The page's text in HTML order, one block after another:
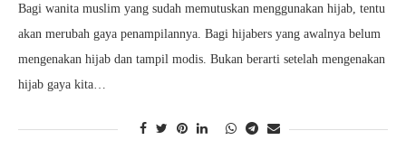
Bagi wanita muslim yang sudah memutuskan menggunakan hijab, tentu
akan merubah gaya penampilannya. Bagi hijabers yang awalnya belum
mengenakan hijab dan tampil modis. Bukan berarti setelah mengenakan
hijab gaya kita…